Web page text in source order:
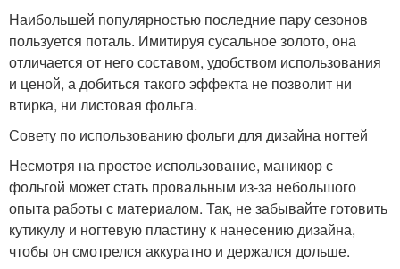
Наибольшей популярностью последние пару сезонов
пользуется поталь. Имитируя сусальное золото, она
отличается от него составом, удобством использования
и ценой, а добиться такого эффекта не позволит ни
втирка, ни листовая фольга.
Совету по использованию фольги для дизайна ногтей
Несмотря на простое использование, маникюр с
фольгой может стать провальным из-за небольшого
опыта работы с материалом. Так, не забывайте готовить
кутикулу и ногтевую пластину к нанесению дизайна,
чтобы он смотрелся аккуратно и держался дольше.